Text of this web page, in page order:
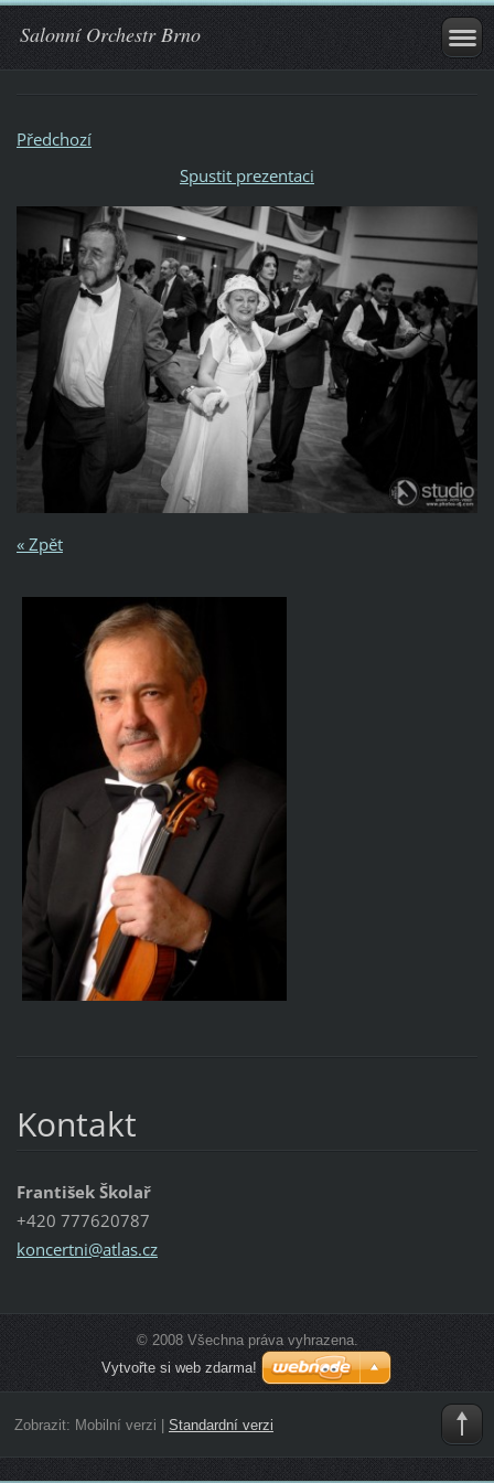
Salonní Orchestr Brno
Předchozí
Spustit prezentaci
« Zpět
Kontakt
František Školař
+420 777620787
koncertni@atlas.cz
© 2008 Všechna práva vyhrazena.
Vytvořte si web zdarma!
Zobrazit: Mobilní verzi Standardní verzi